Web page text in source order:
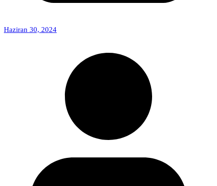
Haziran 30, 2024